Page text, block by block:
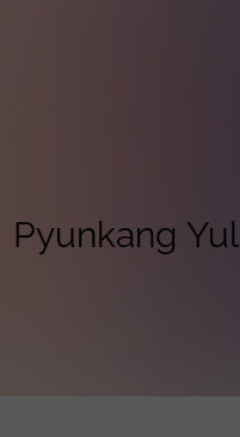
Pyunkang Yul